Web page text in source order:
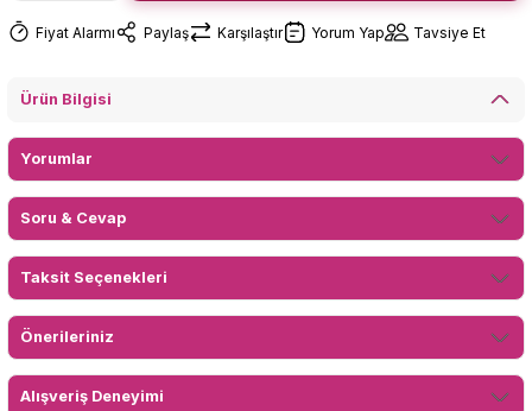
Fiyat Alarmı Paylaş Karşılaştır Yorum Yap Tavsiye Et
Ürün Bilgisi
Yorumlar
Soru & Cevap
Taksit Seçenekleri
Önerileriniz
Alışveriş Deneyimi